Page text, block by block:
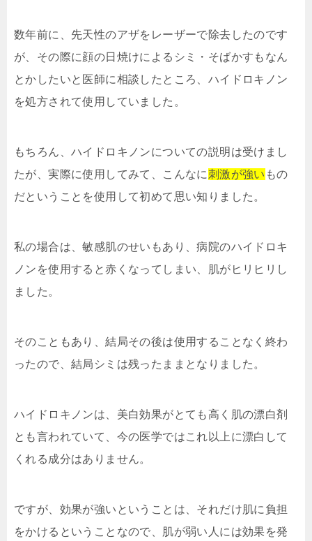
数年前に、先天性のアザをレーザーで除去したのです
が、その際に顔の日焼けによるシミ・そばかすもなん
とかしたいと医師に相談したところ、ハイドロキノン
を処方されて使用していました。
もちろん、ハイドロキノンについての説明は受けまし
たが、実際に使用してみて、こんなに刺激が強い もの
だということを使用して初めて思い知りました。
私の場合は、敏感肌のせいもあり、病院のハイドロキ
ノンを使用すると赤くなってしまい、肌がヒリヒリし
ました。
そのこともあり、結局その後は使用することなく終わ
ったので、結局シミは残ったままとなりました。
ハイドロキノンは、美白効果がとても高く肌の漂白剤
とも言われていて、今の医学ではこれ以上に漂白して
くれる成分はありません。
ですが、効果が強いということは、それだけ肌に負担
をかけるということなので、肌が弱い人には効果を発